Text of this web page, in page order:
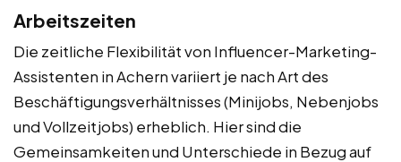
Arbeitszeiten
Die zeitliche Flexibilität von Influencer-Marketing-
Assistenten in Achern variiert je nach Art des
Beschäftigungsverhältnisses (Minijobs, Nebenjobs
und Vollzeitjobs) erheblich. Hier sind die
Gemeinsamkeiten und Unterschiede in Bezug auf